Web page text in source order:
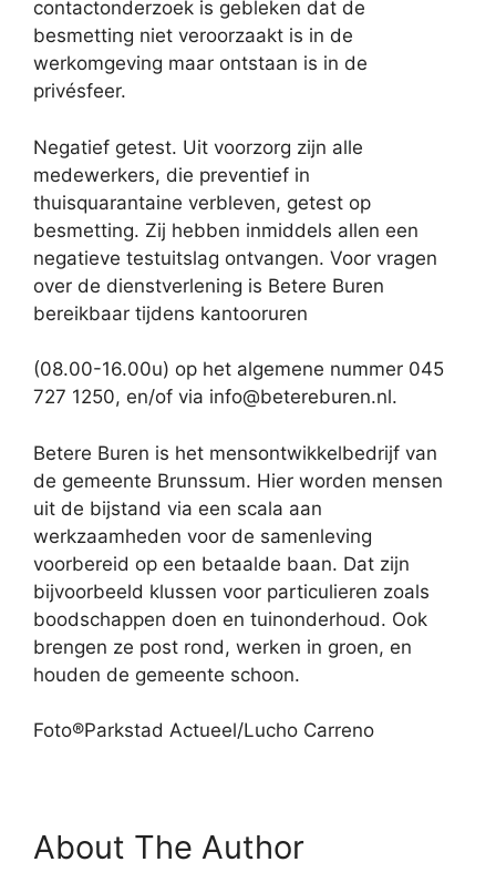
contactonderzoek is gebleken dat de
besmetting niet veroorzaakt is in de
werkomgeving maar ontstaan is in de
privésfeer.
Negatief getest. Uit voorzorg zijn alle
medewerkers, die preventief in
thuisquarantaine verbleven, getest op
besmetting. Zij hebben inmiddels allen een
negatieve testuitslag ontvangen. Voor vragen
over de dienstverlening is Betere Buren
bereikbaar tijdens kantooruren
(08.00-16.00u) op het algemene nummer 045
727 1250, en/of via info@betereburen.nl.
Betere Buren is het mensontwikkelbedrijf van
de gemeente Brunssum. Hier worden mensen
uit de bijstand via een scala aan
werkzaamheden voor de samenleving
voorbereid op een betaalde baan. Dat zijn
bijvoorbeeld klussen voor particulieren zoals
boodschappen doen en tuinonderhoud. Ook
brengen ze post rond, werken in groen, en
houden de gemeente schoon.
Foto®Parkstad Actueel/Lucho Carreno
About The Author